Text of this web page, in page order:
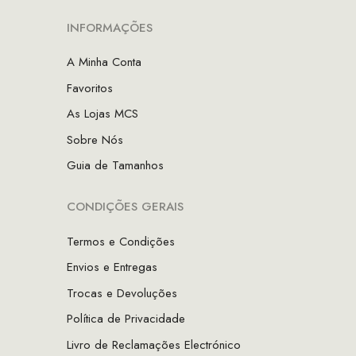
INFORMAÇÕES
A Minha Conta
Favoritos
As Lojas MCS
Sobre Nós
Guia de Tamanhos
CONDIÇÕES GERAIS
Termos e Condições
Envios e Entregas
Trocas e Devoluções
Política de Privacidade
Livro de Reclamações Electrónico